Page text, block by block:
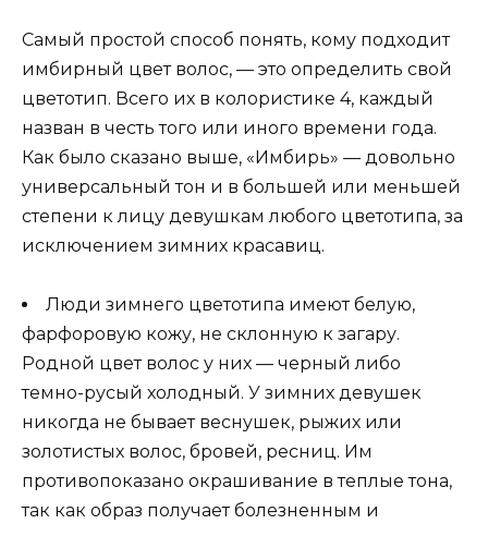
Самый простой способ понять, кому подходит
имбирный цвет волос, — это определить свой
цветотип. Всего их в колористике 4, каждый
назван в честь того или иного времени года.
Как было сказано выше, «Имбирь» — довольно
универсальный тон и в большей или меньшей
степени к лицу девушкам любого цветотипа, за
исключением зимних красавиц.
Люди зимнего цветотипа имеют белую,
фарфоровую кожу, не склонную к загару.
Родной цвет волос у них — черный либо
темно-русый холодный. У зимних девушек
никогда не бывает веснушек, рыжих или
золотистых волос, бровей, ресниц. Им
противопоказано окрашивание в теплые тона,
так как образ получает болезненным и